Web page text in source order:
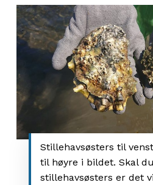
Stillehavsøsters til
til høyre i bildet. Skal
stillehavsøsters er det